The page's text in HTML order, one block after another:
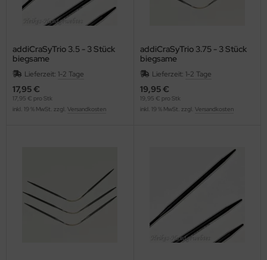
addiCraSyTrio 3.5 - 3 Stück
biegsame
Strumpfstricknadeln
Lieferzeit: 1-2 Tage
17,95 €
17,95 € pro Stk
inkl. 19 % MwSt. zzgl. Versandkosten
addiCraSyTrio 3.75 - 3 Stück
biegsame
Strumpfstricknadeln
Lieferzeit: 1-2 Tage
19,95 €
19,95 € pro Stk
inkl. 19 % MwSt. zzgl. Versandkosten